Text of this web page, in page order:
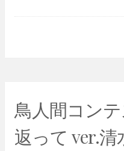
鳥人間コンテ
返って ver.清